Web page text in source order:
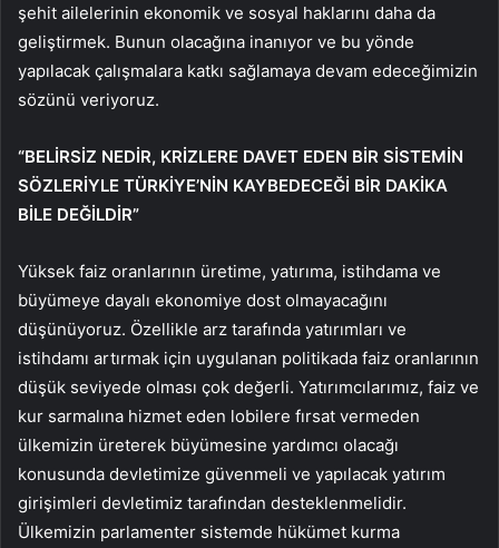
şehit ailelerinin ekonomik ve sosyal haklarını daha da
geliştirmek. Bunun olacağına inanıyor ve bu yönde
yapılacak çalışmalara katkı sağlamaya devam edeceğimizin
sözünü veriyoruz.
“BELİRSİZ NEDİR, KRİZLERE DAVET EDEN BİR SİSTEMİN
SÖZLERİYLE TÜRKİYE’NİN KAYBEDECEĞİ BİR DAKİKA
BİLE DEĞİLDİR”
Yüksek faiz oranlarının üretime, yatırıma, istihdama ve
büyümeye dayalı ekonomiye dost olmayacağını
düşünüyoruz. Özellikle arz tarafında yatırımları ve
istihdamı artırmak için uygulanan politikada faiz oranlarının
düşük seviyede olması çok değerli. Yatırımcılarımız, faiz ve
kur sarmalına hizmet eden lobilere fırsat vermeden
ülkemizin üreterek büyümesine yardımcı olacağı
konusunda devletimize güvenmeli ve yapılacak yatırım
girişimleri devletimiz tarafından desteklenmelidir.
Ülkemizin parlamenter sistemde hükümet kurma